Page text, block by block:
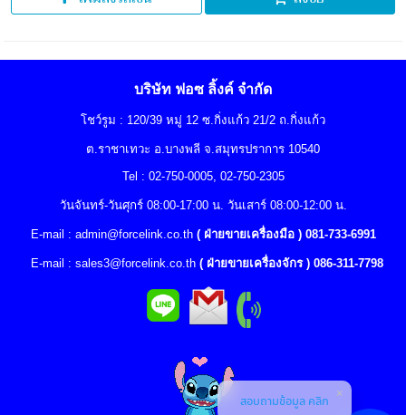
บริษัท ฟอซ ลิ้งค์ จำกัด
โชว์รูม : 120/39 หมู่ 12 ซ.กิ่งแก้ว 21/2 ถ.กิ่งแก้ว
ต.ราชาเทวะ อ.บางพลี จ.สมุทรปราการ 10540
Tel : 02-750-0005, 02-750-2305
วันจันทร์-วันศุกร์ 08:00-17:00 น. วันเสาร์ 08:00-12:00 น.
E-mail : admin@forcelink.co.th ( ฝ่ายขายเครื่องมือ ) 081-733-6991
E-mail : sales3@forcelink.co.th ( ฝ่ายขายเครื่องจักร ) 086-311-7798
สอบถามข้อมูล คลิก